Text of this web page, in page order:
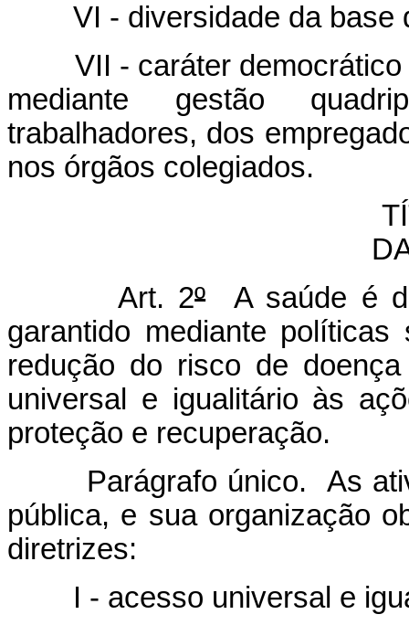
VI - diversidade da base
VII - caráter
mediante gestão
trabalhadores, dos
nos órgãos colegiados.
Art. 2ºA saúde é
garantido mediante
redução do risco de
universal e igualitário às
proteção e recuperação.
Parágrafo único. As
pública, e sua organização
diretrizes:
I - acesso universal e